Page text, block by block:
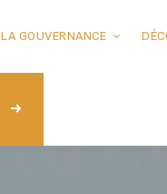
GOUVERNANCE